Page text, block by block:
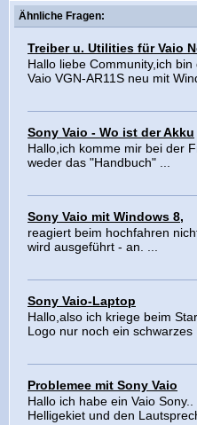
Ähnliche Fragen:
Treiber u. Utilities für Vaio
Hallo liebe Community,ich
Vaio VGN-AR11S neu mit
Sony Vaio - Wo ist der Akku
Hallo,ich komme mir bei der
weder das "Handbuch" ...
Sony Vaio mit Windows 8,
reagiert beim hochfahren
wird ausgeführt - an. ...
Sony Vaio-Laptop
Hallo,also ich kriege beim
Logo nur noch ein schwarzes
Problemee mit Sony Vaio
Hallo ich habe ein Vaio
Helligekiet und den